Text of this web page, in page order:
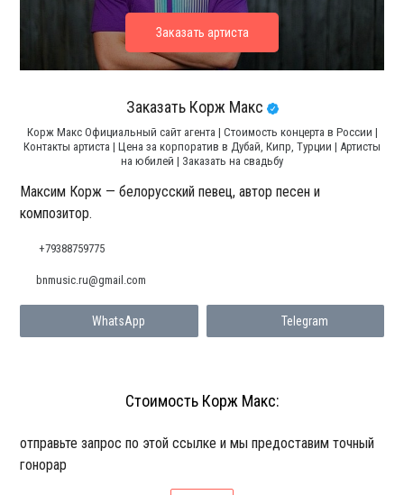
Заказать Корж Макс
Корж Макс Официальный сайт агента | Стоимость концерта в России |
Контакты артиста | Цена за корпоратив в Дубай, Кипр, Турции | Артисты
на юбилей | Заказать на свадьбу
Максим Корж — белорусский певец, автор песен и
композитор.
+79388759775
WhatsApp Telegram
bnmusic.ru@gmail.com
Стоимость Корж Макс:
отправьте запрос по этой ссылке и мы предоставим точный
гонорар